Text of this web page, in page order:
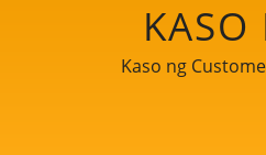
Kaso ng
Tofu
sa produksyon